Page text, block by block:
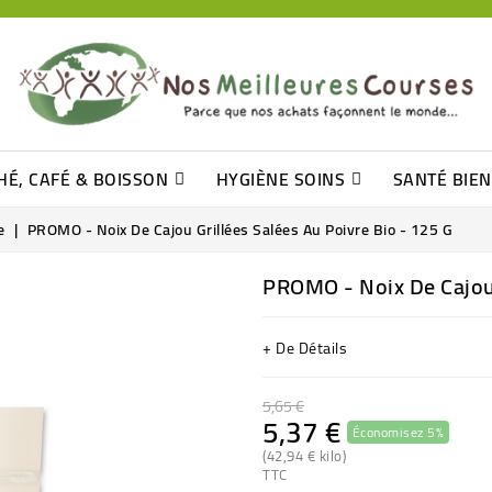
CAFÉ & BOISSON HYGIÈNE SOINS SANTÉ
PROMO - Noix De Cajou Grillées Salées Au Poivre Bio - 125 G
PROMO - Noix De
+ De Détails
5,65 €
5,37 € Économisez 5%
(42,94 € kilo)
TTC